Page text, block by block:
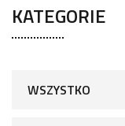
KATEGORIE
WSZYSTKO